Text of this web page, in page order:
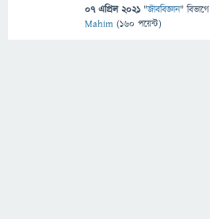
07 এপ্রিল 2021 "জীববিজ্ঞান" বিভাগে
Mahim (160 পয়েন্ট)